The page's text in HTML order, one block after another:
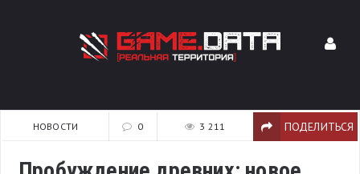
НОВОСТИ 0 3 211 ПОДЕЛИТЬСЯ